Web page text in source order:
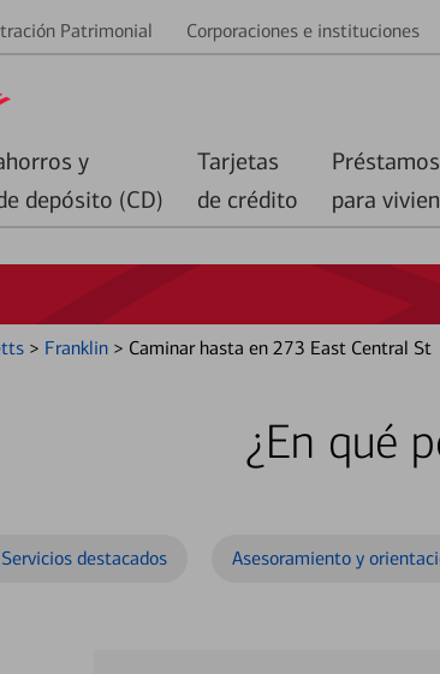
Patrimonial Corporaciones e instituciones
y
depósito (CD)
Tarjetas
de crédito
Préstamos
para
> Franklin > Caminar hasta en 273 East Central St
¿En qué
Servicios destacados Asesoramiento y